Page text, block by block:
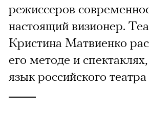
режиссеров
настоящий визионер.
Кристина Матвиенко
его методе и
язык российского театра